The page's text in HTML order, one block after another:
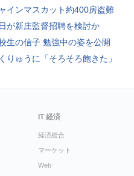
インマスカット約400房盗難
が新庄監督招聘を検討か
生の信子 勉強中の姿を公開
りゅうに「そろそろ飽きた」
IT 経済
経済総合
マーケット
Web